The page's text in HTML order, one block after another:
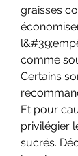
graisses
comme
Certains
Et pour
privilégier
sucrés.